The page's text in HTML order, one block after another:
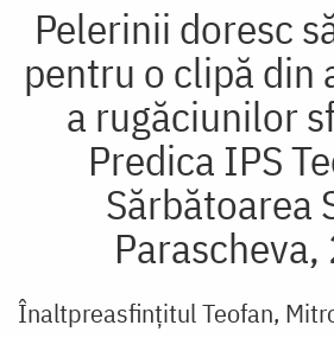
Pelerinii doresc
pentru o clipă din
a rugăciunilor
Predica IPS
Sărbătoarea
Înaltpreasfințitul Teofan,